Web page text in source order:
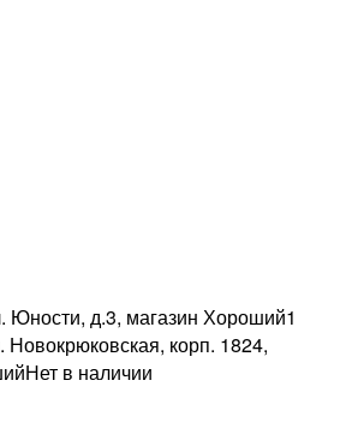
Юности, д.3, магазин Хороший1
Новокрюковская, корп. 1824,
Нет в наличии